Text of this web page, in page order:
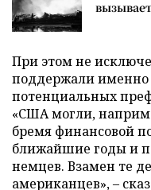
При этом не
поддержали именно
потенциальных
«США могли,
бремя финансовой
ближайшие годы и
немцев. Взамен те
американцев», –